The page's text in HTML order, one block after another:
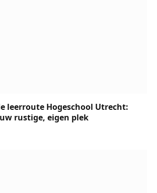
leerroute Hogeschool Utrecht:
rustige, eigen plek